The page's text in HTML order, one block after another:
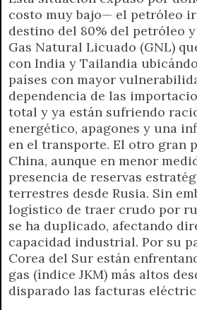
costo muy bajo— el petróleo
destino del 80% del petróleo
Gas Natural Licuado (GNL)
con India y Tailandia
países con mayor
dependencia de las
total y ya están sufriendo
energético, apagones y una
en el transporte. El otro gran
China, aunque en menor
presencia de reservas
terrestres desde Rusia. Sin
logístico de traer crudo por
se ha duplicado, afectando
capacidad industrial. Por su
Corea del Sur están
gas (índice JKM) más altos
disparado las facturas